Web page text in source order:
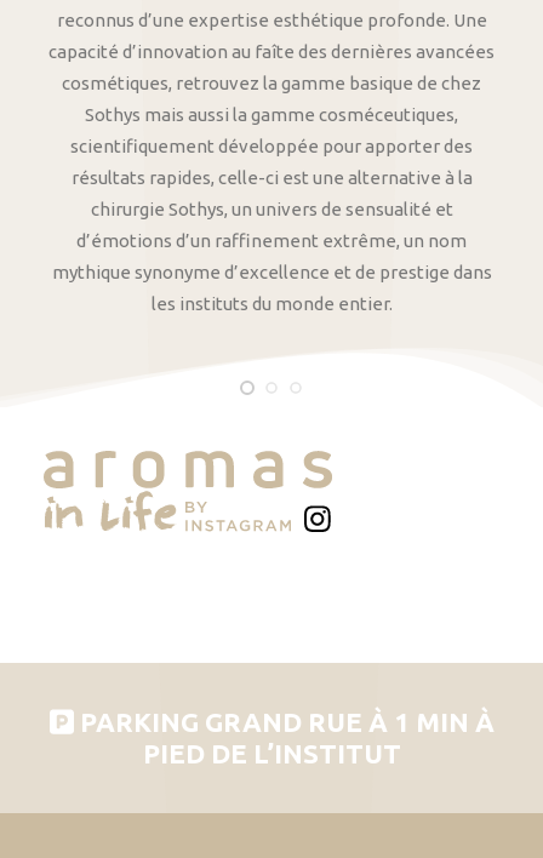
reconnus d’une expertise esthétique profonde. Une
capacité d’innovation au faîte des dernières avancées
cosmétiques, retrouvez la gamme basique de chez
Sothys mais aussi la gamme cosméceutiques,
scientifiquement développée pour apporter des
résultats rapides, celle-ci est une alternative à la
chirurgie Sothys, un univers de sensualité et
d’émotions d’un raffinement extrême, un nom
mythique synonyme d’excellence et de prestige dans
les instituts du monde entier.
PARKING GRAND RUE À 1 MIN À
PIED DE L’INSTITUT